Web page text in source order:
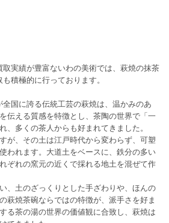
取実績が豊富ないわの美術では、萩焼の抹茶
積極的に行っております。
全国に誇る伝統工芸の萩焼は、温かみのあ
伝える質感を特徴とし、茶陶の世界で「一
、多くの茶人からも好まれてきました。
が、その土は江戸時代から変わらず、可塑
われます。大道土をベースに、鉄分の多い
ぞれの窯元の近くで採れる地土を混ぜて作
、土のざっくりとした手ざわりや、ほんの
萩焼茶碗ならではの特徴が、派手さを好ま
る茶の湯の世界の価値観に合致し、萩焼は